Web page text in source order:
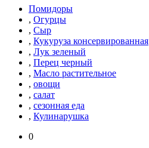
Помидоры
, Огурцы
, Сыр
, Кукуруза консервированная
, Лук зеленый
, Перец черный
, Масло растительное
, овощи
, салат
, сезонная еда
, Кулинарушка
0